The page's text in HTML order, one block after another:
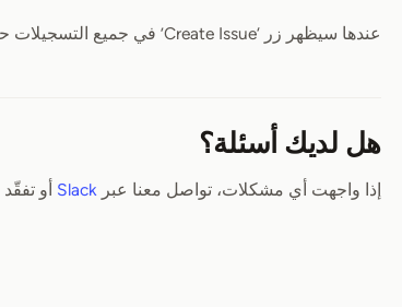
عندها سيظهر زر ‘Create Issue’ في جميع التسجيلات حتى تتمكن من إنشاء المهام وإسنادها في Jira بسرعة.
هل لديك أسئلة؟
إذا واجهت أي مشكلات، تواصل معنا عبر Slack أو تفقّد